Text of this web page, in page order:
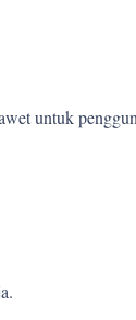
untuk